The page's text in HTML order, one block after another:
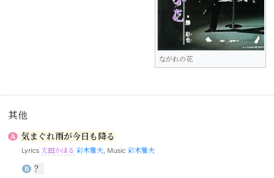
ながれの花
其他
A 気まぐれ雨が今日も降る
Lyrics太田かほる 彩木雅夫 , Music彩木雅夫
B ？